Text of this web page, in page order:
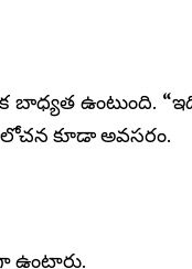
ఉంటుంది.
కూడా అవసరం.
ఉంటారు.